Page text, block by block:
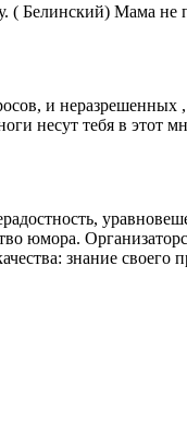
( Белинский) Мама
и
несут тебя в этот
юмора.
знание